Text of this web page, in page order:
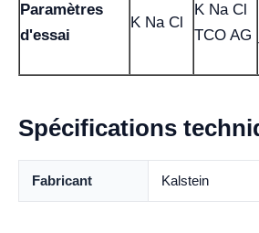
Paramètres
d'essai
K Na Cl
K Na Cl
TCO AG
Spécifications
Fabricant Kalstein